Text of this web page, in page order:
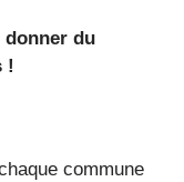
du
!
commune